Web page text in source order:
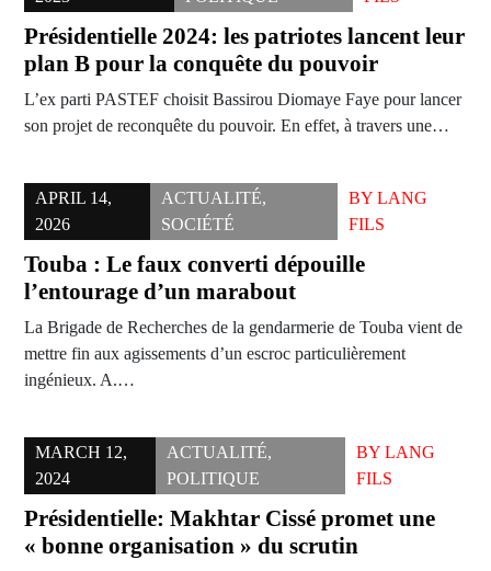
Présidentielle 2024: les patriotes lancent leur
plan B pour la conquête du pouvoir
L’ex parti PASTEF choisit Bassirou Diomaye Faye pour lancer
son projet de reconquête du pouvoir. En effet, à travers une…
APRIL 14,
2026
ACTUALITÉ,
SOCIÉTÉ
BY LANG
FILS
Touba : Le faux converti dépouille
l’entourage d’un marabout
La Brigade de Recherches de la gendarmerie de Touba vient de
mettre fin aux agissements d’un escroc particulièrement
ingénieux. A.…
MARCH 12,
2024
ACTUALITÉ,
POLITIQUE
BYLANG
FILS
Présidentielle: Makhtar Cissé promet une
« bonne organisation » du scrutin